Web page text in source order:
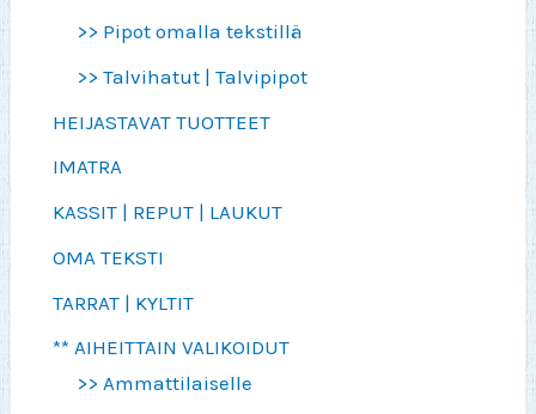
>> Pipot omalla tekstillä
>> Talvihatut | Talvipipot
HEIJASTAVAT TUOTTEET
IMATRA
KASSIT | REPUT | LAUKUT
OMA TEKSTI
TARRAT | KYLTIT
** AIHEITTAIN VALIKOIDUT
>> Ammattilaiselle